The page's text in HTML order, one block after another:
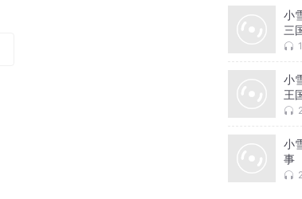
小
三
小
王
小
事